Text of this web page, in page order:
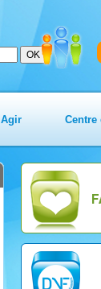
Agir Centre